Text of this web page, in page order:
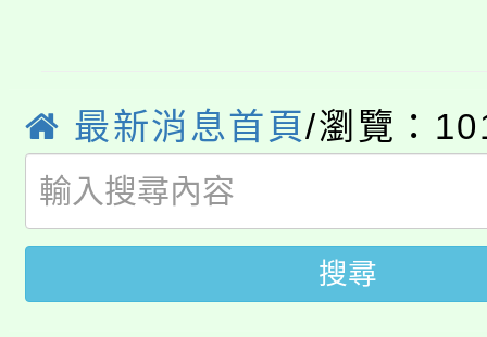
系所師生報名參加。
版
公告本校115學年度第
代理(課)教師甄選結果(
「2026金融保險知識
車」活動
桃園市115學年度學生
生本土語及新住民語歌
公告本校115學年度第
最新消息首頁/瀏覽：
搜尋